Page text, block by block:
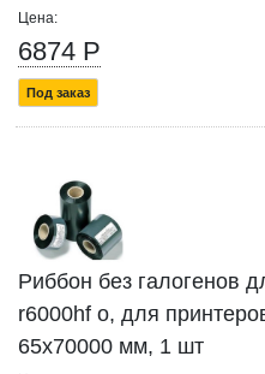
Цена:
6874 Р
Под заказ
Риббон без галогенов
r6000hf o, для
65x70000 мм, 1 шт